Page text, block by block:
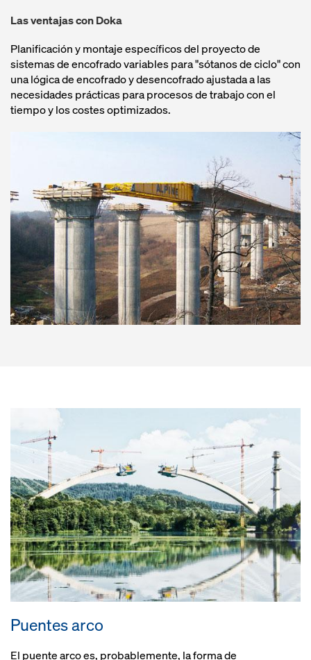
Las ventajas con Doka
Planificación y montaje específicos del proyecto de
sistemas de encofrado variables para "sótanos de ciclo" con
una lógica de encofrado y desencofrado ajustada a las
necesidades prácticas para procesos de trabajo con el
tiempo y los costes optimizados.
Puentes arco
El puente arco es, probablemente, la forma de